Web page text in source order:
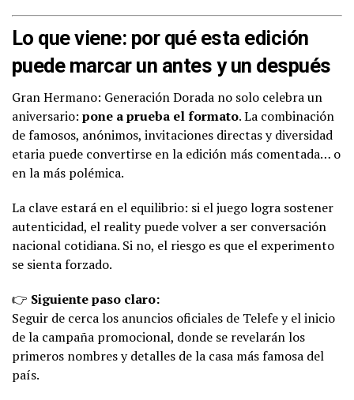
— América TV (@AmericaTV)
December 16, 2025
Lo que viene: por qué esta edición
puede marcar un antes y un después
Gran Hermano: Generación Dorada no solo celebra un
aniversario: pone a prueba el formato. La combinación
de famosos, anónimos, invitaciones directas y diversidad
etaria puede convertirse en la edición más comentada… o
en la más polémica.
La clave estará en el equilibrio: si el juego logra sostener
autenticidad, el reality puede volver a ser conversación
nacional cotidiana. Si no, el riesgo es que el experimento
se sienta forzado.
👉 Siguiente paso claro:
Seguir de cerca los anuncios oficiales de Telefe y el inicio
de la campaña promocional, donde se revelarán los
primeros nombres y detalles de la casa más famosa del
país.